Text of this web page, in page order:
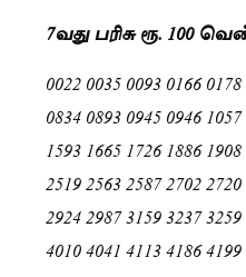
7வது பரிசு ரூ.
0022 0035 0093 0166
0834 0893 0945 0946
1593 1665 1726 1886
2519 2563 2587 2702
2924 2987 3159 3237
4010 4041 4113 4186